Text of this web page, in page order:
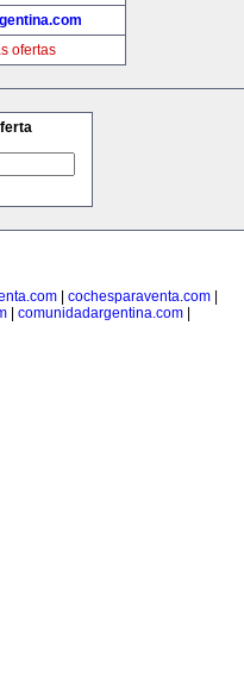
ofertas
cochesparaventa.com
comunidadargentina.com